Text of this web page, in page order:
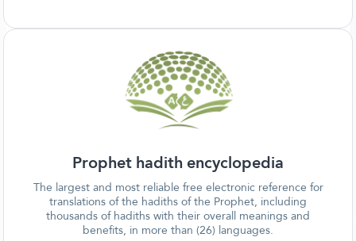
Prophet hadith encyclopedia
The largest and most reliable free electronic reference for
translations of the hadiths of the Prophet, including
thousands of hadiths with their overall meanings and
benefits, in more than (26) languages.